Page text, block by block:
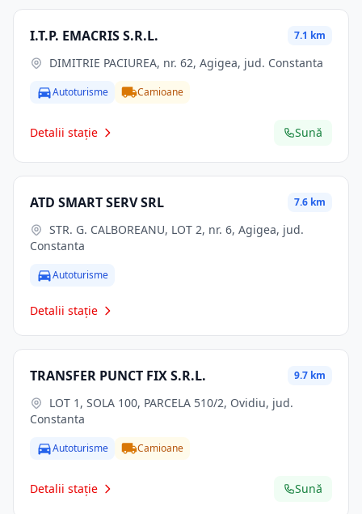
I.T.P. EMACRIS S.R.L. 7.1 km
DIMITRIE PACIUREA, nr. 62, Agigea, jud. Constanta
Autoturisme Camioane
Detalii stație Sună
ATD SMART SERV SRL 7.6 km
Constanta
Autoturisme
Detalii stație
TRANSFER PUNCT FIX S.R.L. 9.7 km
Constanta
Autoturisme Camioane
Detalii stație Sună